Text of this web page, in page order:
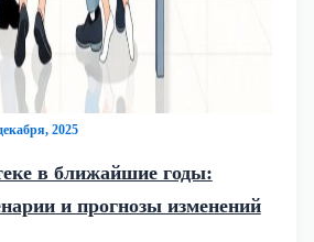
2025
в ближайшие годы:
и прогнозы изменений